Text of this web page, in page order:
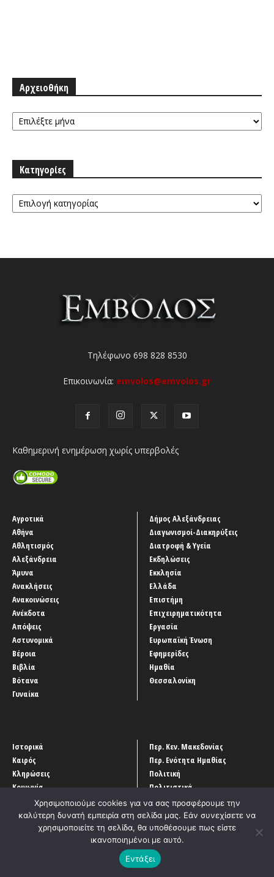
Αρχειοθήκη
Αρχειοθήκη
Κατηγορίες
Κατηγορίες
Τηλέφωνο 698 828 8530
Επικοινωνία: emvolos@emvolos.gr
Καθημερινή ενημέρωση χωρίς υπερβολές
Αγροτικά
Αθήνα
Αθλητισμός
Αλεξάνδρεια
Άμυνα
Ανακλήσεις
Ανακοινώσεις
Ανέκδοτα
Απόψεις
Αστυνομικά
Βέροια
Βιβλία
Βότανα
Γυναίκα
Δήμος Αλεξάνδρειας
Διαγωνισμοί-Διακηρύξεις
Διατροφή & Υγεία
Εκδηλώσεις
Εκκλησία
Ελλάδα
Επιστήμη
Επιχειρηματικότητα
Εργασία
Ευρωπαϊκή Ένωση
Εφημερίδες
Ημαθία
Θεσσαλονίκη
Ιστορικά
Καιρός
Κληρώσεις
Κοινωνία
Κόσμος
Κτηνοτροφία
Κυβέρνηση
Περ. Κεν. Μακεδονίας
Περ. Ενότητα Ημαθίας
Πολιτική
Πολιτιστικά
Σαν Σήμερα
Σεισμός
Σπίτι και διακόσμηση
Συνταγές
Τεχνολογία
Τοπικά
Χρησιμοποιούμε cookies για να σας προσφέρουμε την
καλύτερη δυνατή εμπειρία στη σελίδα μας. Εάν συνεχίσετε να
χρησιμοποιείτε τη σελίδα, θα υποθέσουμε πως είστε
ικανοποιημένοι με αυτό.
Εντάξει